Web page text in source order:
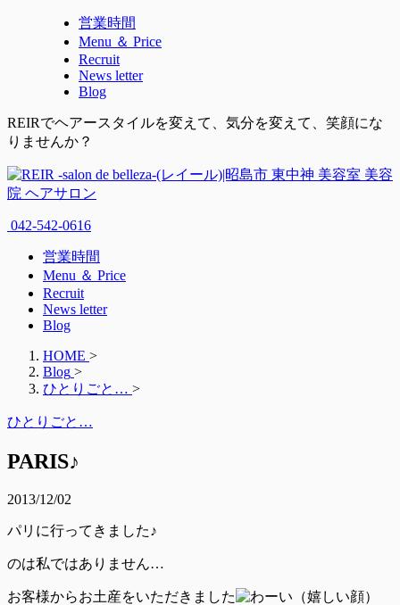
営業時間
Menu ＆ Price
Recruit
News letter
Blog
REIRでヘアースタイルを変えて、気分を変えて、笑顔にな
りませんか？
042-542-0616
営業時間
Menu ＆ Price
Recruit
News letter
Blog
HOME >
Blog >
ひとりごと… >
ひとりごと…
PARIS♪
2013/12/02
パリに行ってきました♪
のは私ではありません…
お客様からお土産をいただきました